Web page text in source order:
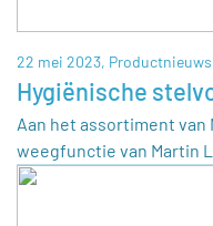
22 mei 2023, Productnieuws
Hygiënische
Aan het assortiment
weegfunctie van Martin